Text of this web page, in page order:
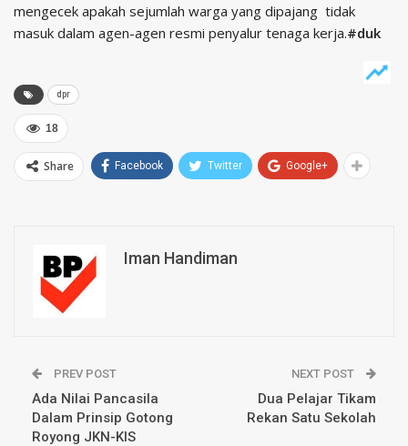
mengecek apakah sejumlah warga yang dipajang tidak
masuk dalam agen-agen resmi penyalur tenaga kerja.#duk
dpr
18
Share Facebook Twitter Google+
Iman Handiman
PREV POST
Ada Nilai Pancasila
Dalam Prinsip Gotong
Royong JKN-KIS
NEXT POST
Dua Pelajar Tikam
Rekan Satu Sekolah